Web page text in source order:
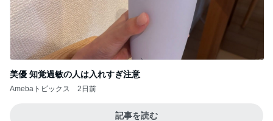
美優 知覚過敏の人は入れすぎ注意
Amebaトピックス 2日前
記事を読む